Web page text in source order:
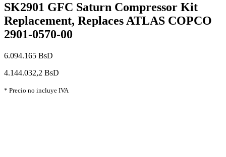
SK2901 GFC Saturn Compressor Kit
Replacement, Replaces ATLAS COPCO
2901-0570-00
6.094.165 BsD
4.144.032,2 BsD
* Precio no incluye IVA